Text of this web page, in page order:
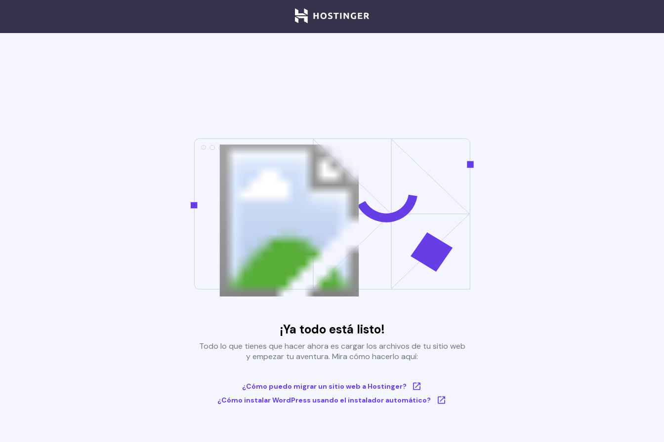
¡Ya todo está listo!
Todo lo que tienes que hacer ahora es cargar los archivos de tu sitio web
y empezar tu aventura. Mira cómo hacerlo aquí:
¿Cómo puedo migrar un sitio web a Hostinger?
¿Cómo instalar WordPress usando el instalador automático?